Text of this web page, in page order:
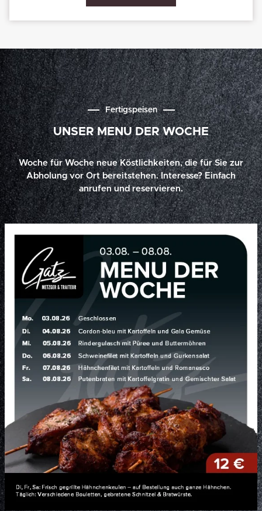
Fertigspeisen
UNSER MENU DER WOCHE
Woche für Woche neue Köstlichkeiten, die für Sie zur
Abholung vor Ort bereitstehen. Interesse? Einfach
anrufen und reservieren.